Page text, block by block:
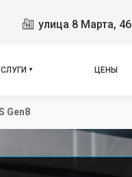
улица 8 Марта, 46
ЦЕНЫ
Gen8